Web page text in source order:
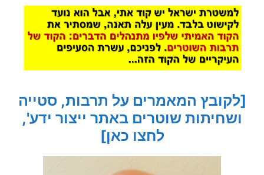
[לקובץ המאמרים על תרבות, סטייה
ושחיתות שוטרים באתר ייצור ידע',
לחצו כאן]